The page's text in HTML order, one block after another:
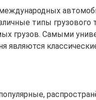
типы грузового
грузов. Самыми
являются